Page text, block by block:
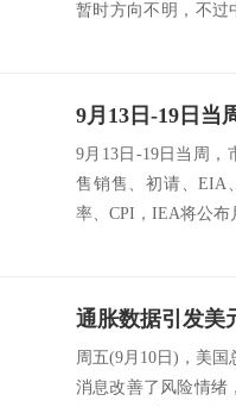
暂时方向不明，不过
9月13日-19日当周，
售销售、初请、EIA
率、CPI，IEA将公
周五(9月10日)，美
消息改善了风险情绪